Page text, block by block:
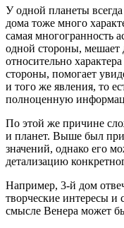
У одной планеты
дома тоже много
самая многогранность
одной стороны, мешает
относительно
стороны, помогает
и того же явления, то
полноценную
По этой же причине
и планет. Выше был
значений, однако его
детализацию
Например, 3-й дом
творческие интересы и
смысле Венера может